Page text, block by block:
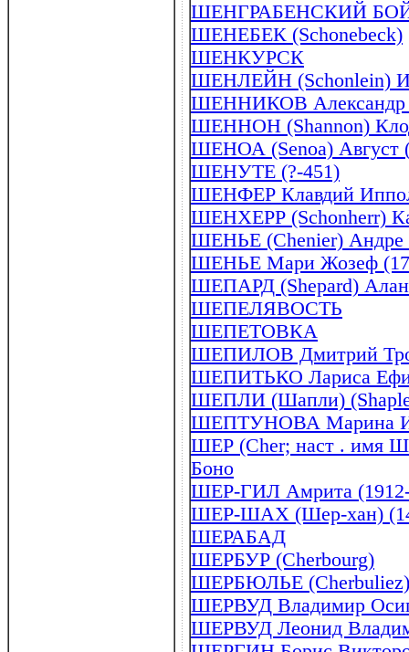
ШЕНГРАБЕНСКИЙ
ШЕНЕБЕК (Schonebeck)
ШЕНКУРСК
ШЕНЛЕЙН (Schonlein)
ШЕННИКОВ Александр
ШЕННОН (Shannon)
ШЕНОА (Senoa) Август
ШЕНУТЕ (?-451)
ШЕНФЕР Клавдий
ШЕНХЕРР (Schonherr)
ШЕНЬЕ (Chenier) Андре
ШЕНЬЕ Мари Жозеф
ШЕПАРД (Shepard) Алан
ШЕПЕЛЯВОСТЬ
ШЕПЕТОВКА
ШЕПИЛОВ Дмитрий
ШЕПИТЬКО Лариса
ШЕПЛИ (Шапли)
ШЕПТУНОВА Марина
ШЕР (Cher; наст . имя
Боно
ШЕР-ГИЛ Амрита
ШЕР-ШАХ (Шер-хан)
ШЕРАБАД
ШЕРБУР (Cherbourg)
ШЕРБЮЛЬЕ (Cherbuliez)
ШЕРВУД Владимир
ШЕРВУД Леонид